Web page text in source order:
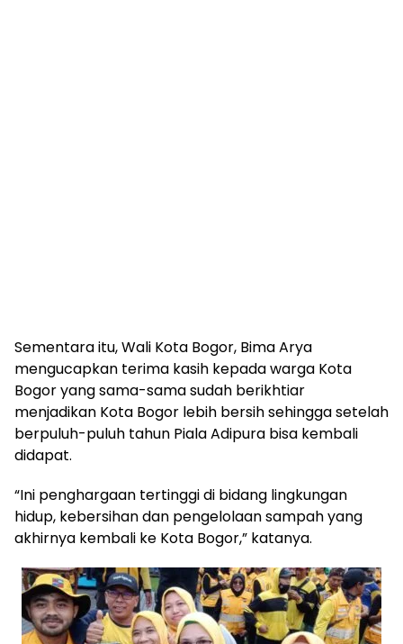
Sementara itu, Wali Kota Bogor, Bima Arya
mengucapkan terima kasih kepada warga Kota
Bogor yang sama-sama sudah berikhtiar
menjadikan Kota Bogor lebih bersih sehingga setelah
berpuluh-puluh tahun Piala Adipura bisa kembali
didapat.
“Ini penghargaan tertinggi di bidang lingkungan
hidup, kebersihan dan pengelolaan sampah yang
akhirnya kembali ke Kota Bogor,” katanya.